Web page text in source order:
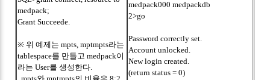
medpack;
Grant Succeede.
※ 위 예제는 mpts, mptmpts라는
tablespace를 만들고 medpack이
라는 User를 생성한다.
medpack000 medpackdb
2>go
Password correctly set.
Account unlocked.
New login created.
(return status = 0)